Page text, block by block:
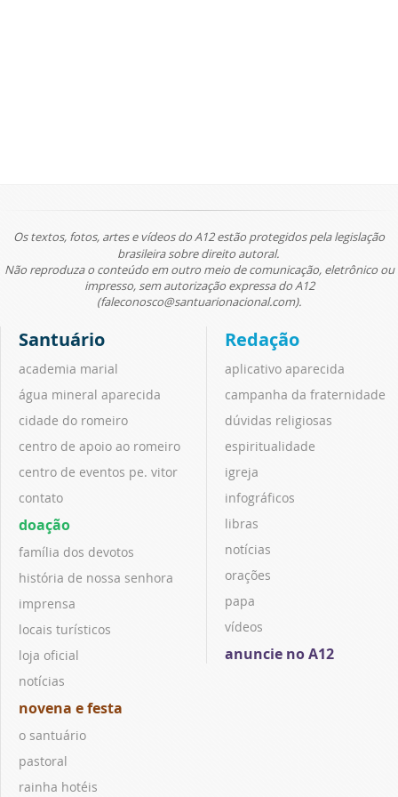
Os textos, fotos, artes e vídeos do A12 estão protegidos pela legislação
brasileira sobre direito autoral.
Não reproduza o conteúdo em outro meio de comunicação, eletrônico ou
impresso, sem autorização expressa do A12
(faleconosco@santuarionacional.com).
Santuário
academia marial
água mineral aparecida
cidade do romeiro
centro de apoio ao romeiro
centro de eventos pe. vitor
contato
doação
família dos devotos
história de nossa senhora
imprensa
locais turísticos
loja oficial
notícias
novena e festa
o santuário
pastoral
rainha hotéis
Redação
aplicativo aparecida
campanha da fraternidade
dúvidas religiosas
espiritualidade
igreja
infográficos
libras
notícias
orações
papa
vídeos
anuncie no A12